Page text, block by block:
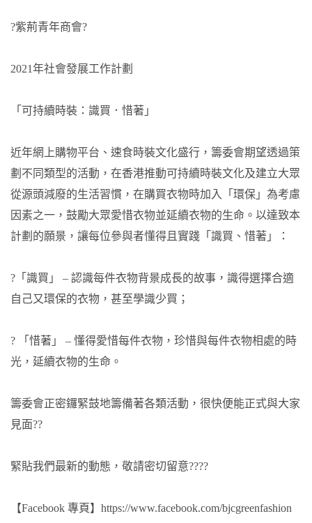
?紫荊青年商會?
2021年社會發展工作計劃
「可持續時裝：識買．惜著」
近年網上購物平台、速食時裝文化盛行，籌委會期望透過策
劃不同類型的活動，在香港推動可持續時裝文化及建立大眾
從源頭減廢的生活習慣，在購買衣物時加入「環保」為考慮
因素之一，鼓勵大眾愛惜衣物並延續衣物的生命。以達致本
計劃的願景，讓每位參與者懂得且實踐「識買、惜著」：
?「識買」 – 認識每件衣物背景成長的故事，識得選擇合適
自己又環保的衣物，甚至學識少買；
? 「惜著」 – 懂得愛惜每件衣物，珍惜與每件衣物相處的時
光，延續衣物的生命。
籌委會正密鑼緊鼓地籌備著各類活動，很快便能正式與大家
見面??
緊貼我們最新的動態，敬請密切留意????
【Facebook 專頁】https://www.facebook.com/bjcgreenfashion